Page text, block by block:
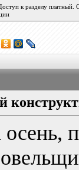
к разделу